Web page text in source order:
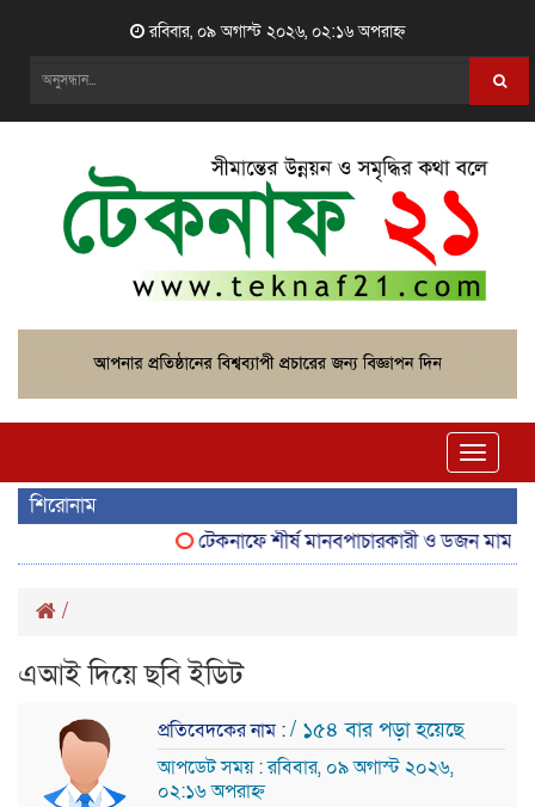
রবিবার, ০৯ অগাস্ট ২০২৬, ০২:১৬ অপরাহ্ন
Toggle
শিরোনাম
টেকনাফে শীর্ষ মানবপাচারকারী ও ডজন মামলার
/
এআই দিয়ে ছবি ইডিট
প্রতিবেদকের নাম :/ ১৫৪ বার পড়া হয়েছে
আপডেট সময় : রবিবার, ০৯ অগাস্ট ২০২৬,
০২:১৬ অপরাহ্ন